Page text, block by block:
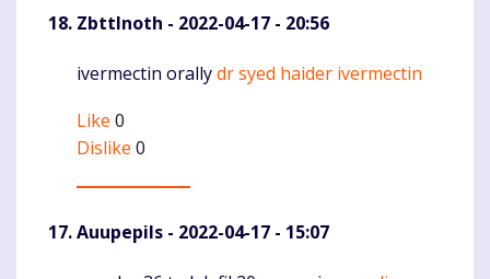
ZbttInoth - 2022-04-17 - 20:56
Komentaras
ivermectin orallydr syed haider ivermectin
Like 0
Dislike 0
Auupepils - 2022-04-17 - 15:07